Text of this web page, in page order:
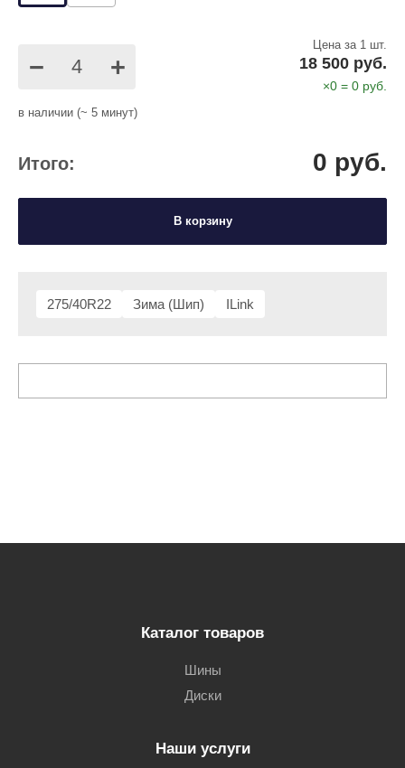
275/40R22 Зима (Шип) ILink
− +
Цена за 1 шт.
18 500 руб.
×0 = 0 руб.
в наличии (~ 5 минут)
Итого: 0 руб.
В корзину
Каталог товаров
Шины
Диски
Наши услуги